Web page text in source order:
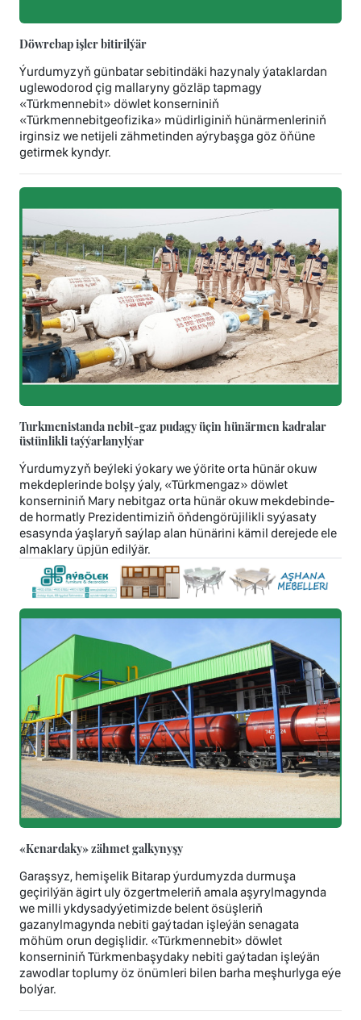
Döwrebap işler bitirilýär
Ýurdumyzyň günbatar sebitindäki hazynaly ýataklardan
uglewodorod çig mallaryny gözläp tapmagy
«Türkmennebit» döwlet konserniniň
«Türkmennebitgeofizika» müdirliginiň hünärmenleriniň
irginsiz we netijeli zähmetinden aýrybaşga göz öňüne
getirmek kyndyr.
Turkmenistanda nebit-gaz pudagy üçin hünärmen kadralar
üstünlikli taýýarlanylýar
Ýurdumyzyň beýleki ýokary we ýörite orta hünär okuw
mekdeplerinde bolşy ýaly, «Türkmengaz» döwlet
konserniniň Mary nebitgaz orta hünär okuw mekdebinde-
de hormatly Prezidentimiziň öňdengörüjilikli syýasaty
esasynda ýaşlaryň saýlap alan hünärini kämil derejede ele
almaklary üpjün edilýär.
«Kenardaky» zähmet galkynyşy
Garaşsyz, hemişelik Bitarap ýurdumyzda durmuşa
geçirilýän ägirt uly özgertmeleriň amala aşyrylmagynda
we milli ykdysadyýetimizde belent ösüşleriň
gazanylmagynda nebiti gaýtadan işleýän senagata
möhüm orun degişlidir. «Türkmennebit» döwlet
konserniniň Türkmenbaşydaky nebiti gaýtadan işleýän
zawodlar toplumy öz önümleri bilen barha meşhurlyga eýe
bolýar.